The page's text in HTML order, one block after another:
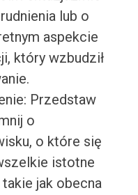
lub o
aspekcie
który wzbudził
Przedstaw
o
o które się
istotne
jak obecna